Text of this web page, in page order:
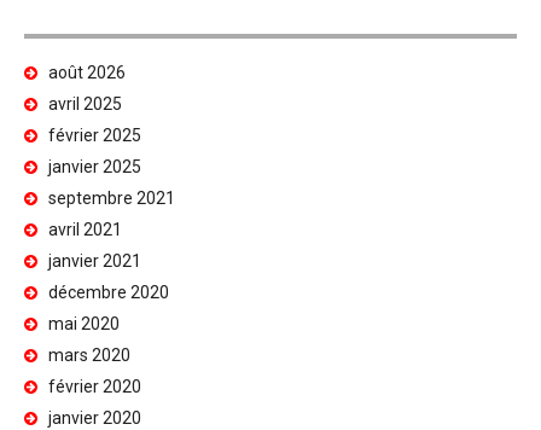
août 2026
avril 2025
février 2025
janvier 2025
septembre 2021
avril 2021
janvier 2021
décembre 2020
mai 2020
mars 2020
février 2020
janvier 2020